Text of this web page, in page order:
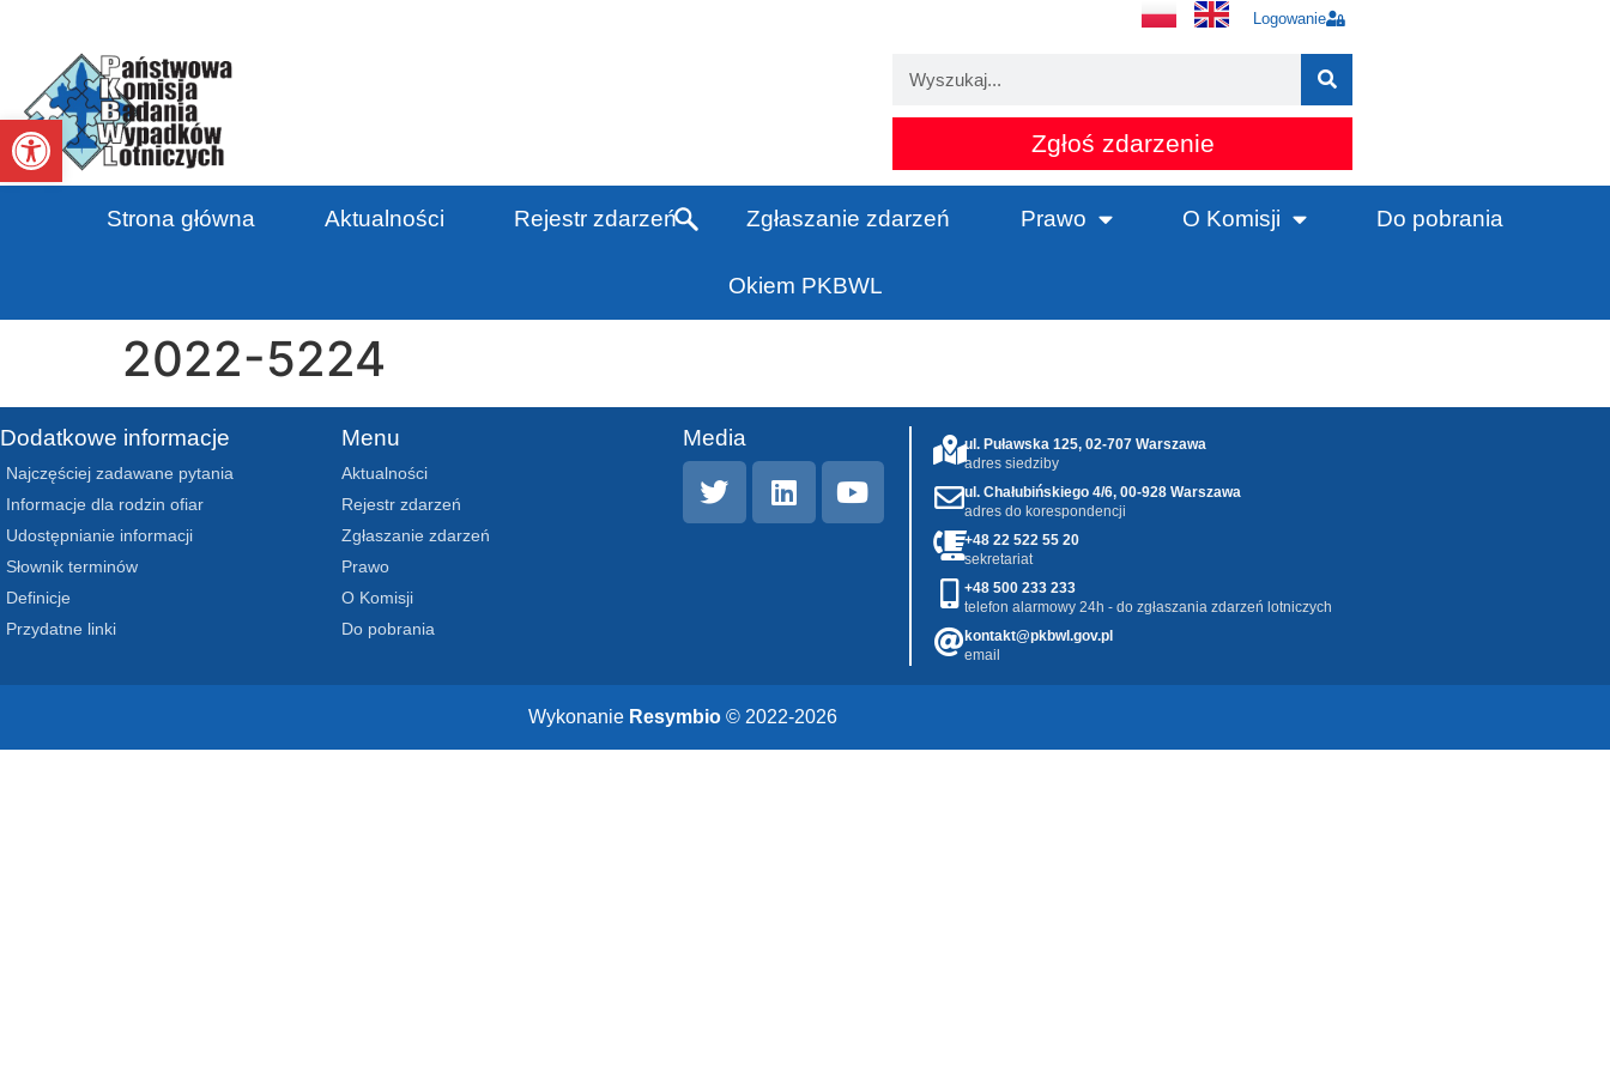
Otwórz pasek narzędzi
Logowanie
Zgłoś zdarzenie
Strona główna Aktualności Rejestr zdarzeń Zgłaszanie zdarzeń Prawo O Komisji Do pobrania
Okiem PKBWL
2022-5224
Dodatkowe informacje
Najczęściej zadawane pytania
Informacje dla rodzin ofiar
Udostępnianie informacji
Słownik terminów
Definicje
Przydatne linki
Menu
Aktualności
Rejestr zdarzeń
Zgłaszanie zdarzeń
Prawo
O Komisji
Do pobrania
Media
ul. Puławska 125, 02-707 Warszawa
adres siedziby
ul. Chałubińskiego 4/6, 00-928 Warszawa
adres do korespondencji
+48 22 522 55 20
sekretariat
+48 500 233 233
telefon alarmowy 24h - do zgłaszania zdarzeń lotniczych
kontakt@pkbwl.gov.pl
email
Wykonanie Resymbio © 2022-2026